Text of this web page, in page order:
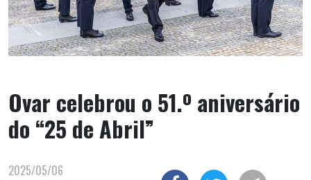
Ovar celebrou o 51.º aniversário
do “25 de Abril”
2025/05/06